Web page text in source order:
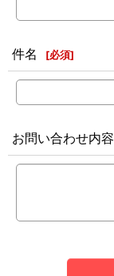
件名 [必須]
お問い合わせ内容